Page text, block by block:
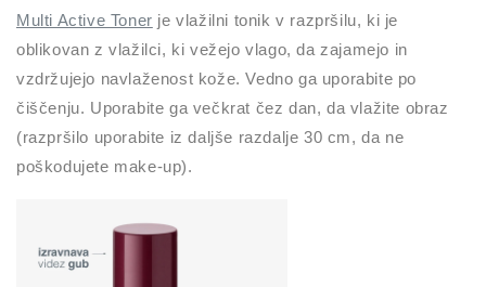
Multi Active Toner je vlažilni tonik v razpršilu, ki je
oblikovan z vlažilci, ki vežejo vlago, da zajamejo in
vzdržujejo navlaženost kože. Vedno ga uporabite po
čiščenju. Uporabite ga večkrat čez dan, da vlažite obraz
(razpršilo uporabite iz daljše razdalje 30 cm, da ne
poškodujete make-up).